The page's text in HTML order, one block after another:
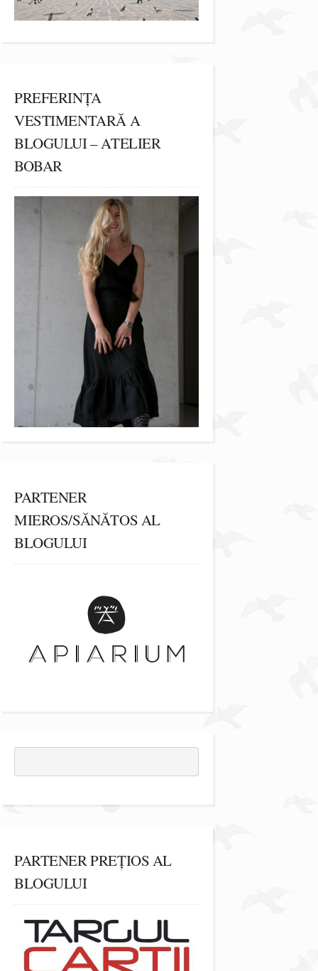
PREFERINȚA
VESTIMENTARĂ A
BLOGULUI – ATELIER
BOBAR
PARTENER
MIEROS/SĂNĂTOS AL
BLOGULUI
PARTENER PREȚIOS AL
BLOGULUI